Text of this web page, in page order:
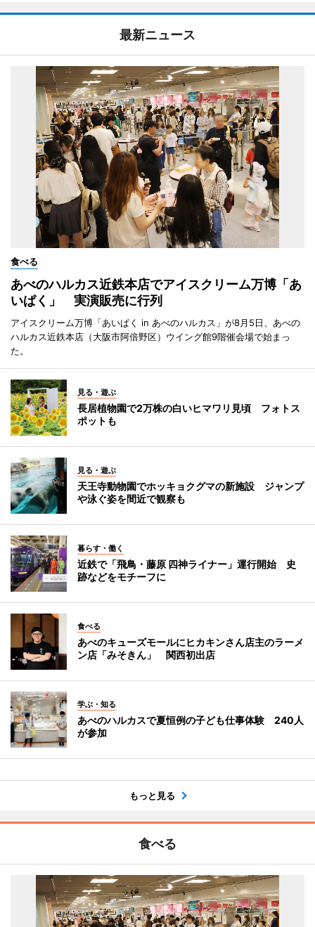
最新ニュース
食べる
あべのハルカス近鉄本店でアイスクリーム万博「あ
いぱく」 実演販売に行列
アイスクリーム万博「あいぱく in あべのハルカス」が8月5日、あべの
ハルカス近鉄本店（大阪市阿倍野区）ウイング館9階催会場で始まっ
た。
見る・遊ぶ
長居植物園で2万株の白いヒマワリ見頃 フォトス
ポットも
見る・遊ぶ
天王寺動物園でホッキョクグマの新施設 ジャンプ
や泳ぐ姿を間近で観察も
暮らす・働く
近鉄で「飛鳥・藤原 四神ライナー」運行開始 史
跡などをモチーフに
食べる
あべのキューズモールにヒカキンさん店主のラーメ
ン店「みそきん」 関西初出店
学ぶ・知る
あべのハルカスで夏恒例の子ども仕事体験 240人
が参加
もっと見る
食べる